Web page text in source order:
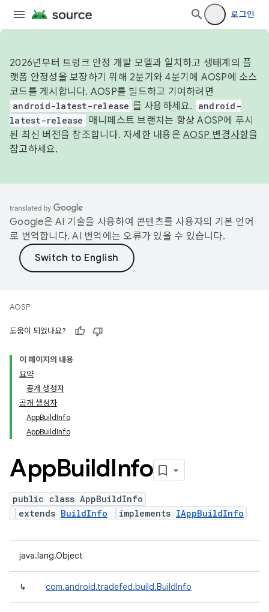
로그인
2026년부터 트렁크 안정 개발 모델과 일치하고 생태계의 플
랫폼 안정성을 보장하기 위해 2분기와 4분기에 AOSP에 소스
코드를 게시합니다. AOSP를 빌드하고 기여하려면
android-latest-release 를 사용하세요.
android-
latest-release
매니페스트 브랜치는 항상 AOSP에 푸시
된 최신 버전을 참조합니다. 자세한 내용은 AOSP 변경사항을
참고하세요.
Google은 AI 기술을 사용하여 콘텐츠를 사용자의 기본 언어
로 번역합니다. AI 번역에는 오류가 있을 수 있습니다.
AOSP
도움이 되었나요?
이 페이지의 내용
요약
공개 생성자
공개 생성자
AppBuildInfo
AppBuildInfo
AppBuildInfo
public class AppBuildInfo
extends BuildInfo implements IAppBuildInfo
java.lang.Object
↳ com.android.tradefed.build.BuildInfo